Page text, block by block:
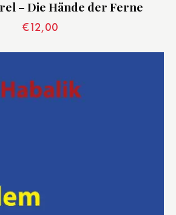
– Die Hände der Ferne
€12,00